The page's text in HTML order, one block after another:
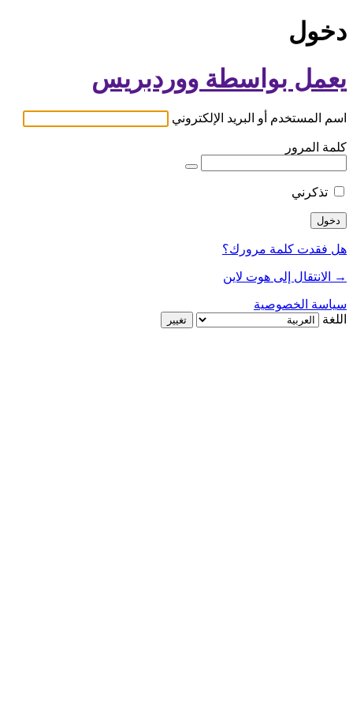
دخول
يعمل بواسطة ووردبريس
اسم المستخدم أو البريد الإلكتروني
كلمة المرور
تذكرني
هل فقدت كلمة مرورك؟
→ الانتقال إلى هوت لاين
سياسة الخصوصية
اللغة